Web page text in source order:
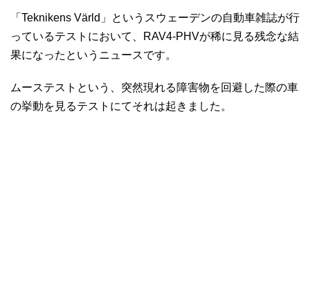
「Teknikens Värld」というスウェーデンの自動車雑誌が行
っているテストにおいて、RAV4-PHVが稀に見る残念な結
果になったというニュースです。
ムーステストという、突然現れる障害物を回避した際の車
の挙動を見るテストにてそれは起きました。